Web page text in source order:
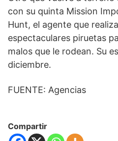
con su quinta Mission
Hunt, el agente que
espectaculares piruetas
malos que le rodean. Su
diciembre.
FUENTE: Agencias
Compartir